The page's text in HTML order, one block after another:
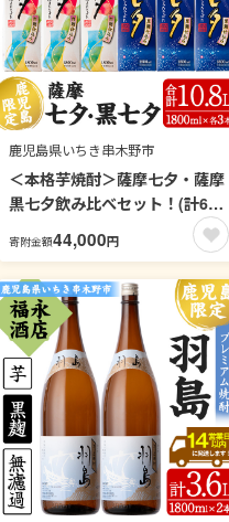
鹿児島県いちき串木野市
＜本格芋焼酎＞薩摩七夕・薩摩
黒七夕飲み比べセット！(計6
本・1800ml・紙パック) 鹿児島
鹿児島特産 酒 お酒 アルコール
焼酎 お湯割り 水割り 炭酸割り
ロック 晩酌 常温 飲み比べ 【福
永酒店】【00-043-13】
寄附金額44,000円